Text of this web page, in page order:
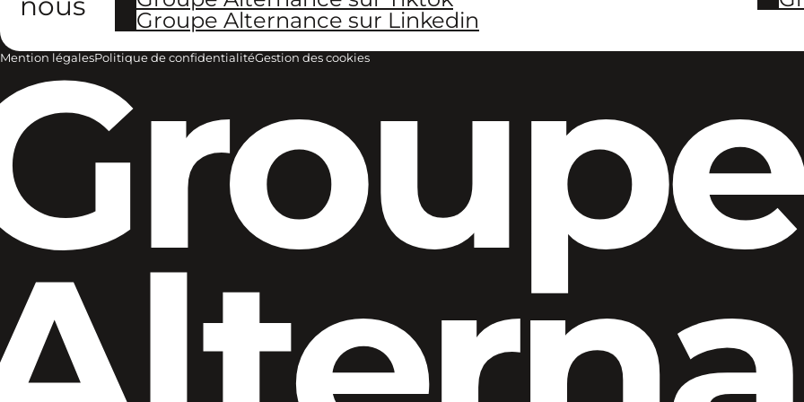
Groupe Alternance sur Linkedin
Mention légalesPolitique de confidentialitéGestion des cookies